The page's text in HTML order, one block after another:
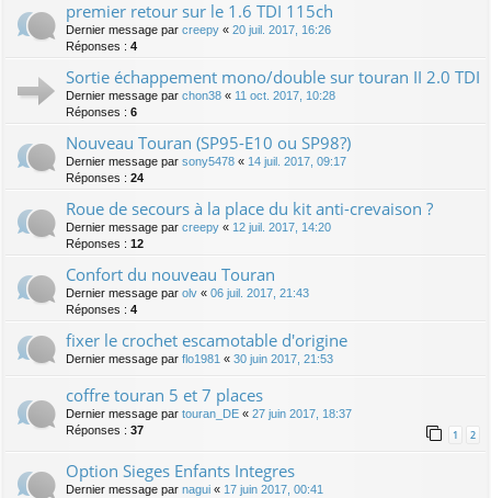
premier retour sur le 1.6 TDI 115ch
Dernier message par creepy « 20 juil. 2017, 16:26
Réponses : 4
Sortie échappement mono/double sur touran II 2.0 TDI
Dernier message par chon38 « 11 oct. 2017, 10:28
Réponses : 6
Nouveau Touran (SP95-E10 ou SP98?)
Dernier message par sony5478 « 14 juil. 2017, 09:17
Réponses : 24
Roue de secours à la place du kit anti-crevaison ?
Dernier message par creepy « 12 juil. 2017, 14:20
Réponses : 12
Confort du nouveau Touran
Dernier message par olv « 06 juil. 2017, 21:43
Réponses : 4
fixer le crochet escamotable d'origine
Dernier message par flo1981 « 30 juin 2017, 21:53
coffre touran 5 et 7 places
Dernier message par touran_DE « 27 juin 2017, 18:37
Réponses : 37 1 2
Option Sieges Enfants Integres
Dernier message par nagui « 17 juin 2017, 00:41